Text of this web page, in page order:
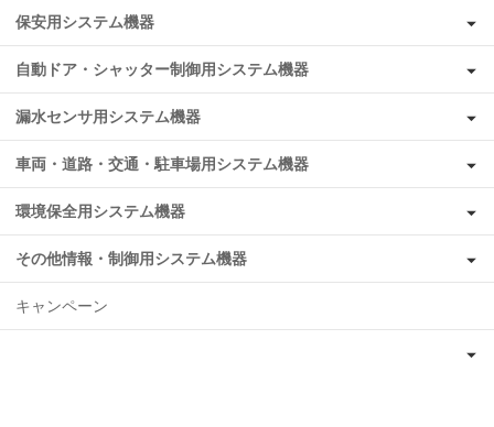
保安用システム機器
自動ドア・シャッター制御用システム機器
漏水センサ用システム機器
車両・道路・交通・駐車場用システム機器
環境保全用システム機器
その他情報・制御用システム機器
キャンペーン